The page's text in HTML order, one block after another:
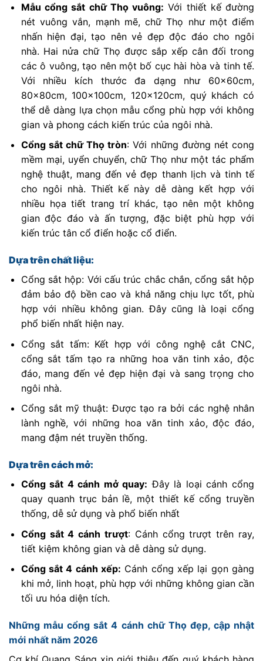
Mẫu cổng sắt chữ Thọ vuông: Với thiết kế đường
nét vuông vắn, mạnh mẽ, chữ Thọ như một điểm
nhấn hiện đại, tạo nên vẻ đẹp độc đáo cho ngôi
nhà. Hai nửa chữ Thọ được sắp xếp cân đối trong
các ô vuông, tạo nên một bố cục hài hòa và tinh tế.
Với nhiều kích thước đa dạng như 60x60cm,
80x80cm, 100x100cm, 120x120cm, quý khách có
thể dễ dàng lựa chọn mẫu cổng phù hợp với không
gian và phong cách kiến trúc của ngôi nhà.
Cổng sắt chữ Thọ tròn: Với những đường nét cong
mềm mại, uyển chuyển, chữ Thọ như một tác phẩm
nghệ thuật, mang đến vẻ đẹp thanh lịch và tinh tế
cho ngôi nhà. Thiết kế này dễ dàng kết hợp với
nhiều họa tiết trang trí khác, tạo nên một không
gian độc đáo và ấn tượng, đặc biệt phù hợp với
kiến trúc tân cổ điển hoặc cổ điển.
Dựa trên chất liệu:
Cổng sắt hộp: Với cấu trúc chắc chắn, cổng sắt hộp
đảm bảo độ bền cao và khả năng chịu lực tốt, phù
hợp với nhiều không gian. Đây cũng là loại cổng
phổ biến nhất hiện nay.
Cổng sắt tấm: Kết hợp với công nghệ cắt CNC,
cổng sắt tấm tạo ra những hoa văn tinh xảo, độc
đáo, mang đến vẻ đẹp hiện đại và sang trọng cho
ngôi nhà.
Cổng sắt mỹ thuật: Được tạo ra bởi các nghệ nhân
lành nghề, với những hoa văn tinh xảo, độc đáo,
mang đậm nét truyền thống.
Dựa trên cách mở:
Cổng sắt 4 cánh mở quay: Đây là loại cánh cổng
quay quanh trục bản lề, một thiết kế cổng truyền
thống, dễ sử dụng và phổ biến nhất
Cổng sắt 4 cánh trượt: Cánh cổng trượt trên ray,
tiết kiệm không gian và dễ dàng sử dụng.
Cổng sắt 4 cánh xếp: Cánh cổng xếp lại gọn gàng
khi mở, linh hoạt, phù hợp với những không gian cần
tối ưu hóa diện tích.
Những mẫu cổng sắt 4 cánh chữ Thọ đẹp, cập nhật
mới nhất năm 2026